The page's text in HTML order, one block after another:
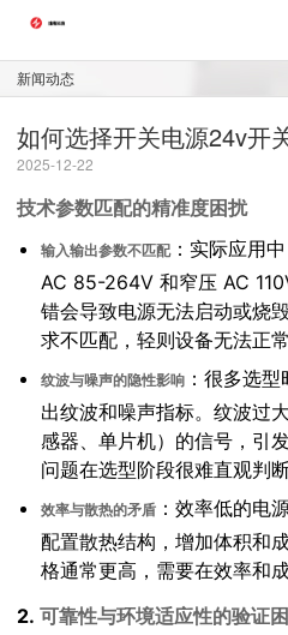
新闻动态
如何选择开关电源24v开
2025-12-22
技术参数匹配的精准度困扰
输入输出参数不匹配：实际应用
AC 85-264V 和窄压 AC
错会导致电源无法启动或烧
求不匹配，轻则设备无法正
纹波与噪声的隐性影响 ：很多选
出纹波和噪声指标。纹波过
感器、单片机）的信号，引
问题在选型阶段很难直观判断
效率与散热的矛盾 ：效率低的电
配置散热结构，增加体积和
格通常更高，需要在效率和
2. 可靠性与环境适应性的验证